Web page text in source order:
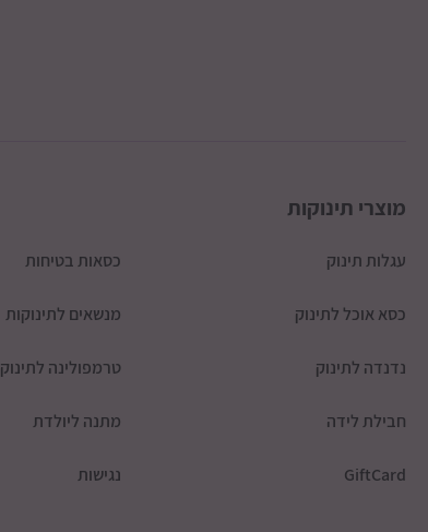
מוצרי תינוקות
עגלות תינוק כסאות בטיחות
כסא אוכל לתינוק מנשאים לתינוקות
נדנדה לתינוק טרמפולינה לתינוק
חבילת לידה מתנה ליולדת
GiftCard נגישות